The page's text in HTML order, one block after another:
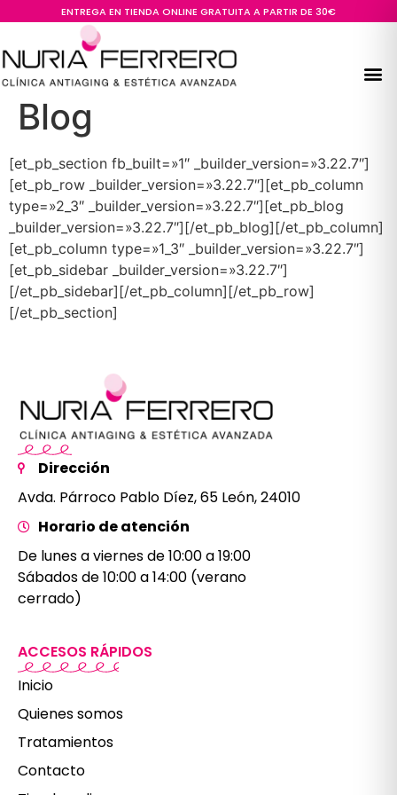
ENTREGA EN TIENDA ONLINE GRATUITA A PARTIR DE 30€
Blog
[et_pb_section fb_built=»1″ _builder_version=»3.22.7″]
[et_pb_row _builder_version=»3.22.7″][et_pb_column
type=»2_3″ _builder_version=»3.22.7″][et_pb_blog
_builder_version=»3.22.7″][/et_pb_blog][/et_pb_column]
[et_pb_column type=»1_3″ _builder_version=»3.22.7″]
[et_pb_sidebar _builder_version=»3.22.7″]
[/et_pb_sidebar][/et_pb_column][/et_pb_row]
[/et_pb_section]
Dirección
Avda. Párroco Pablo Díez, 65 León, 24010
Horario de atención
De lunes a viernes de 10:00 a 19:00
Sábados de 10:00 a 14:00 (verano
cerrado)
ACCESOS RÁPIDOS
Inicio
Quienes somos
Tratamientos
Contacto